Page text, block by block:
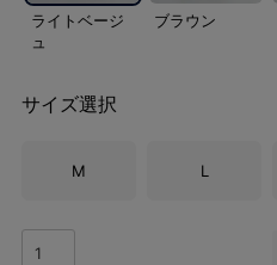
ライトベージ
ュ
ブラウン
サイズ選択
M L